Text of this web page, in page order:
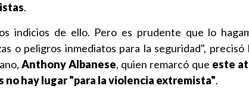
.
indicios de ello. Pero es prudente que lo
o peligros inmediatos para la seguridad", precisó
Anthony Albanese, quien remarcó que este
no hay lugar "para la violencia extremista".